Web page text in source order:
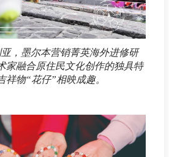
，墨尔本营销菁英海外进修研
家融合原住民文化创作的独具特
祥物“花仔”相映成趣。